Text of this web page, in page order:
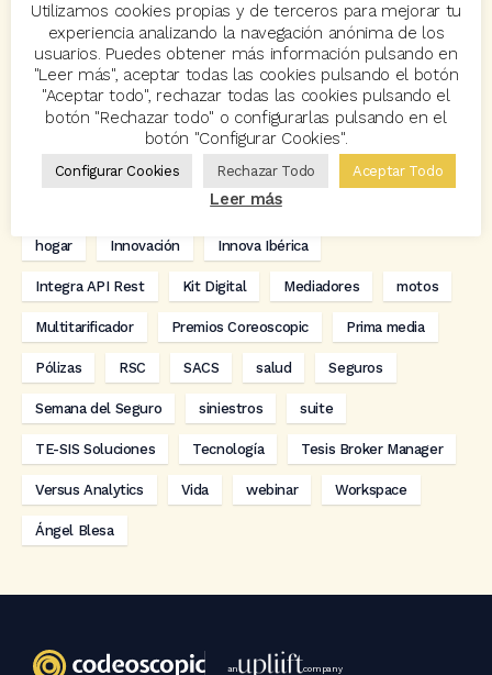
acuerdo Acuerdos Allianz asisa autos
Avant2 Avant2 Sales Manager ayudas Bcover
Carlos Rovira Codeoscopic Codeoscopic Academy
Codeoscopic Workspace Coverize Decesos
Eventos formación
hogar Innovación Innova Ibérica
Integra API Rest Kit Digital Mediadores motos
Multitarificador Premios Coreoscopic Prima media
Pólizas RSC SACS salud Seguros
Semana del Seguro siniestros suite
TE-SIS Soluciones Tecnología Tesis Broker Manager
Versus Analytics Vida webinar Workspace
Ángel Blesa
an company
Utilizamos cookies propias y de terceros para mejorar tu
experiencia analizando la navegación anónima de los
usuarios. Puedes obtener más información pulsando en
"Leer más", aceptar todas las cookies pulsando el botón
"Aceptar todo", rechazar todas las cookies pulsando el
botón "Rechazar todo" o configurarlas pulsando en el
botón "Configurar Cookies".
Configurar Cookies Rechazar Todo Aceptar Todo
Leer más